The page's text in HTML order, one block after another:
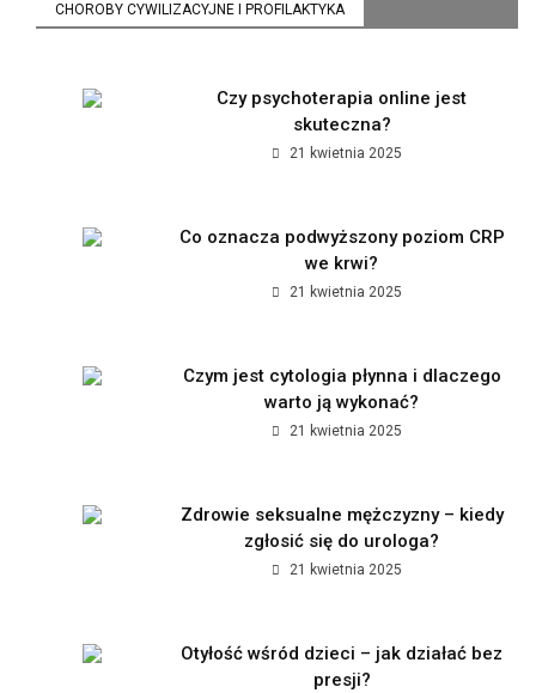
CHOROBY CYWILIZACYJNE I PROFILAKTYKA
Czy psychoterapia online jest
skuteczna?
21 kwietnia 2025
Co oznacza podwyższony poziom CRP
we krwi?
21 kwietnia 2025
Czym jest cytologia płynna i dlaczego
warto ją wykonać?
21 kwietnia 2025
Zdrowie seksualne mężczyzny – kiedy
zgłosić się do urologa?
21 kwietnia 2025
Otyłość wśród dzieci – jak działać bez
presji?